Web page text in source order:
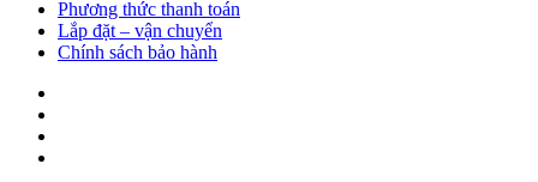
Phương thức thanh toán
Lắp đặt – vận chuyển
Chính sách bảo hành